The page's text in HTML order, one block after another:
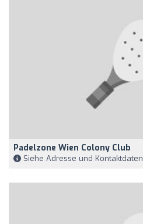
Padelzone Wien Colony Club
Siehe Adresse und Kontaktdaten